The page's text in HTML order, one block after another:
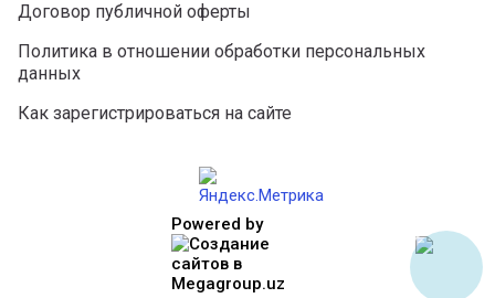
Договор публичной оферты
Политика в отношении обработки персональных
данных
Как зарегистрироваться на сайте
Powered by